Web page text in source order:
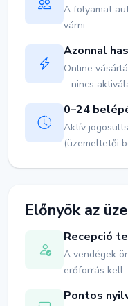
A folyamat
várni.
Azonnal
Online
– nincs
0–24
Aktív
(üzemeltetői
Előnyök az
Recepció
A vendégek
erőforrás kell.
Pontos